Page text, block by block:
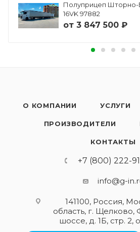
Полуприцеп Шторно-
16VK 97882
от 3 847 500 ₽
О КОМПАНИИ УСЛУГИ
ПРОИЗВОДИТЕЛИ
КОНТАКТЫ
+7 (800) 222-
info@g-
141100, Россия,
область, г.
шоссе, д. 1Б, стр. 2,